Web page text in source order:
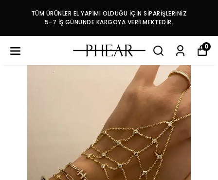
TÜM ÜRÜNLER EL YAPIMI OLDUĞU İÇİN SİPARİŞLERİNİZ
5-7 İŞ GÜNÜNDE KARGOYA VERİLMEKTEDİR.
0